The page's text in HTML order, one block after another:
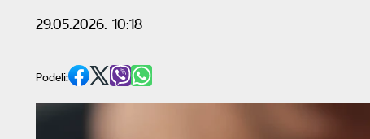
29.05.2026. 10:18
Podeli: